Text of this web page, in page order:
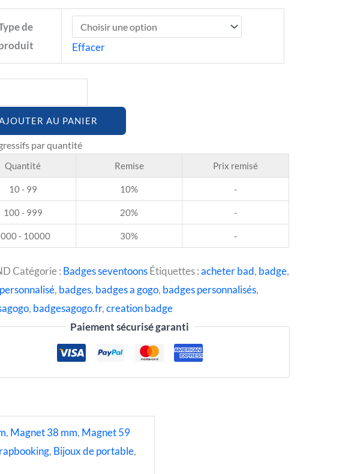
de
Effacer
AU PANIER
Quantité Remise Prix remisé
10 - 99 10% -
100 - 999 20% -
- 10000 30% -
Catégorie : Badges seventoonsÉtiquettes :acheter bad, badge,
, badges, badges a gogo, badges personnalisés,
, badgesagogo.fr,creation badge
Paiement sécurisé garanti
, Magnet 38 mm, Magnet 59
, Bijoux de portable,